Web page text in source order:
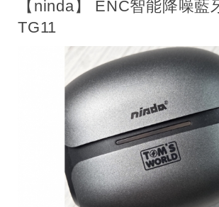
【ninda】 ENC智能降噪藍
TG11